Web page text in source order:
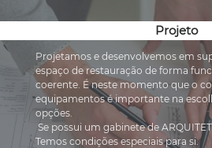
Projeto
Projetamos e desenvolvemos em
espaço de restauração de forma
coerente. É neste momento que o
equipamentos é importante na
opções.
Temos condições especiais para si.